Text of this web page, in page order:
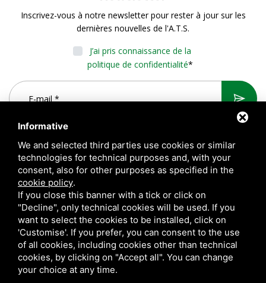
Inscrivez-vous à notre newsletter pour rester à jour sur les
dernières nouvelles de l'A.T.S.
J’ai pris connaissance de la
politique de confidentialité*
A.T.S. S.r.l. Via del Mangano, 4/A 40023 Castel Guelfo di Bologna
(BO) Italy | P.Iva 00824841209 |Privacy|Notes légales|
Sitemap
Informative
We and selected third parties use cookies or similar
technologies for technical purposes and, with your
consent, also for other purposes as specified in the
cookie policy.
If you close this banner with a tick or click on
"Decline", only technical cookies will be used. If you
want to select the cookies to be installed, click on
'Customise'. If you prefer, you can consent to the use
of all cookies, including cookies other than technical
cookies, by clicking on "Accept all". You can change
your choice at any time.